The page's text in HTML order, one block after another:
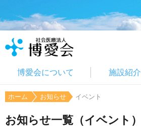
博愛会について 施設紹介
ホーム お知らせ イベント
お知らせ一覧（イベント）